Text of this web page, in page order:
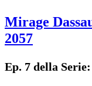
Mirage
2057
Ep. 7 della